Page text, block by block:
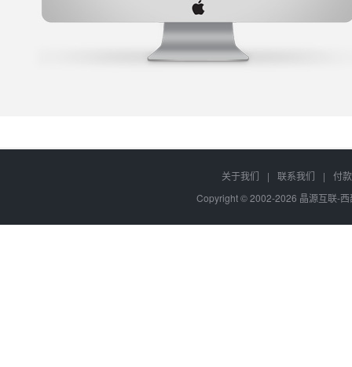
关于我们 | 联系我们 |
付
Copyright © 2002-2026 晶源互联-